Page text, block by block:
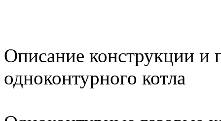
Описание конструкции и
одноконтурного котла